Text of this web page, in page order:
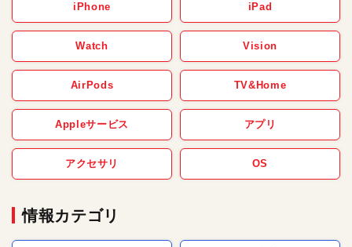
iPhone iPad
Watch Vision
AirPods TV&Home
Appleサービス アプリ
アクセサリ OS
情報カテゴリ